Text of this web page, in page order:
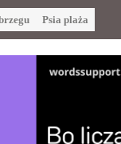
Psia plaża